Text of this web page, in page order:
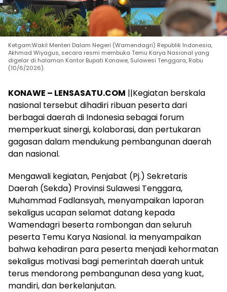
Ketgam:Wakil Menteri Dalam Negeri (Wamendagri) Republik Indonesia,
Akhmad Wiyagus, secara resmi membuka Temu Karya Nasional yang
digelar di halaman Kantor Bupati Konawe, Sulawesi Tenggara, Rabu
(10/6/2026).
KONAWE – LENSASATU.COM ||Kegiatan berskala
nasional tersebut dihadiri ribuan peserta dari
berbagai daerah di Indonesia sebagai forum
memperkuat sinergi, kolaborasi, dan pertukaran
gagasan dalam mendukung pembangunan daerah
dan nasional.
Mengawali kegiatan, Penjabat (Pj.) Sekretaris
Daerah (Sekda) Provinsi Sulawesi Tenggara,
Muhammad Fadlansyah, menyampaikan laporan
sekaligus ucapan selamat datang kepada
Wamendagri beserta rombongan dan seluruh
peserta Temu Karya Nasional. Ia menyampaikan
bahwa kehadiran para peserta menjadi kehormatan
sekaligus motivasi bagi pemerintah daerah untuk
terus mendorong pembangunan desa yang kuat,
mandiri, dan berkelanjutan.